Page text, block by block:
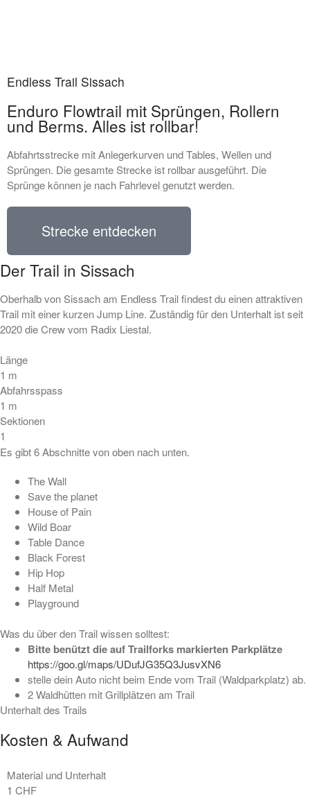
Endless Trail Sissach
Enduro Flowtrail mit Sprüngen, Rollern
und Berms. Alles ist rollbar!
Abfahrtsstrecke mit Anlegerkurven und Tables, Wellen und
Sprüngen. Die gesamte Strecke ist rollbar ausgeführt. Die
Sprünge können je nach Fahrlevel genutzt werden.
Strecke entdecken
Der Trail in Sissach
Oberhalb von Sissach am Endless Trail findest du einen attraktiven
Trail mit einer kurzen Jump Line. Zuständig für den Unterhalt ist seit
2020 die Crew vom Radix Liestal.
Länge
1 m
Abfahrsspass
1 m
Sektionen
1
Es gibt 6 Abschnitte von oben nach unten.
The Wall
Save the planet
House of Pain
Wild Boar
Table Dance
Black Forest
Hip Hop
Half Metal
Playground
Was du über den Trail wissen solltest:
Bitte benützt die auf Trailforks markierten Parkplätze
https://goo.gl/maps/UDufJG35Q3JusvXN6
stelle dein Auto nicht beim Ende vom Trail (Waldparkplatz) ab.
2 Waldhütten mit Grillplätzen am Trail
Unterhalt des Trails
Kosten & Aufwand
Material und Unterhalt
1 CHF